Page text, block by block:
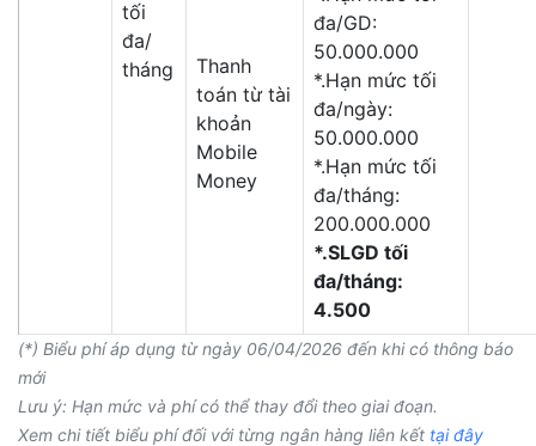
tối
đa/
tháng
Thanh
toán từ tài
khoản
Mobile
Money
đa/GD:
50.000.000
*.Hạn mức tối
đa/ngày:
50.000.000
*.Hạn mức tối
đa/tháng:
200.000.000
*.SLGD tối
đa/tháng:
4.500
(*) Biểu phí áp dụng từ ngày 06/04/2026 đến khi có thông báo
mới
Lưu ý: Hạn mức và phí có thể thay đổi theo giai đoạn.
Xem chi tiết biểu phí đối với từng ngân hàng liên kết tại đây